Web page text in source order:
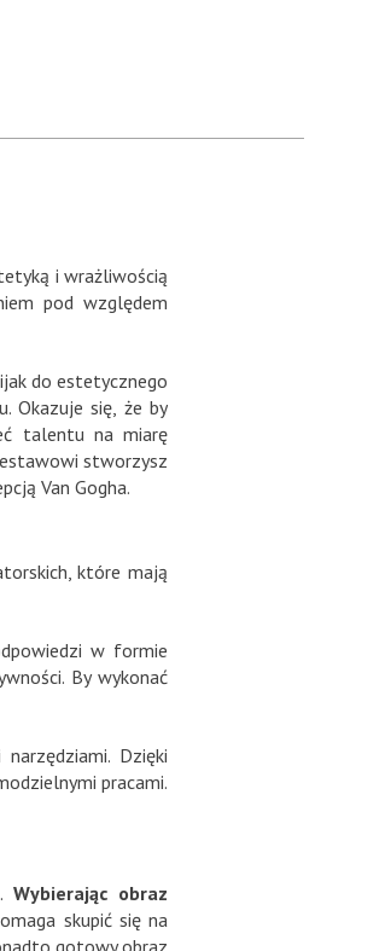
i wrażliwością
pod względem
do estetycznego
Okazuje się, że by
talentu na miarę
stworzysz
Van Gogha.
które mają
w formie
By wykonać
Dzięki
pracami.
Wybierając obraz
skupić się na
gotowy obraz